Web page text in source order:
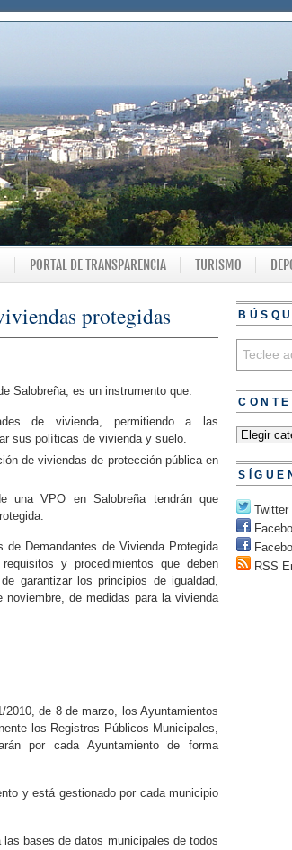
PORTAL DE TRANSPARENCIA TURISMO
protegidas
Salobreña, es un instrumento que:
de vivienda, permitiendo a las
sus políticas de vivienda y suelo.
de viviendas de protección pública en
una VPO en Salobreña tendrán que
de Demandantes de Vivienda Protegida
y procedimientos que deben
garantizar los principios de igualdad,
de medidas para la vivienda
de 8 de marzo, los Ayuntamientos
los Registros Públicos Municipales,
por cada Ayuntamiento de forma
y está gestionado por cada municipio
bases de datos municipales de todos
Twitter
RSS